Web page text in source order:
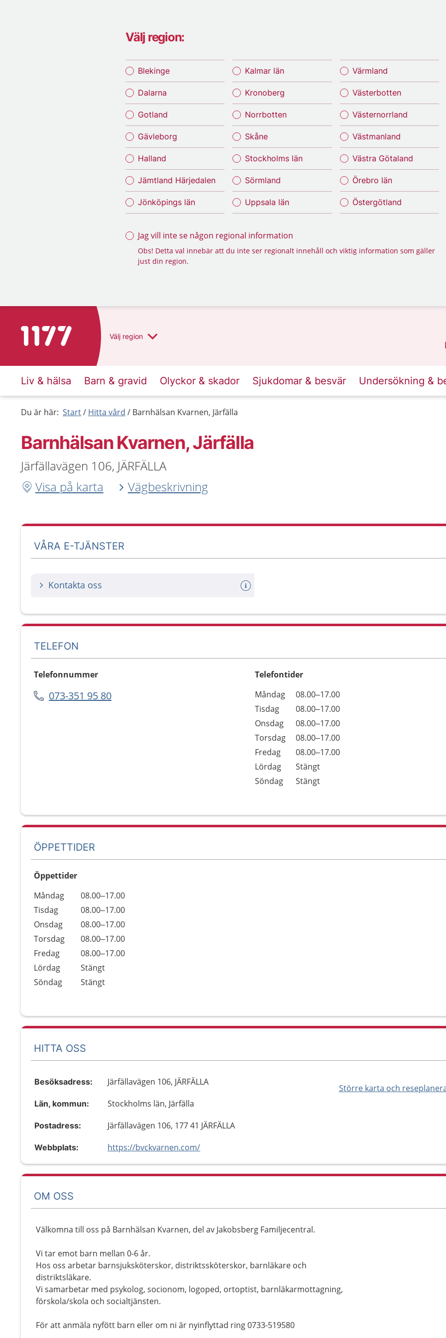
Välj region:
Blekinge
Dalarna
Gotland
Gävleborg
Halland
Jämtland Härjedalen
Jönköpings län
Kalmar län
Kronoberg
Norrbotten
Skåne
Stockholms län
Sörmland
Uppsala län
Värmland
Västerbotten
Västernorrland
Västmanland
Västra Götaland
Örebro län
Östergötland
Jag vill inte se någon regional information
Obs! Detta val innebär att du inte ser regionalt innehåll och viktig information som gäller
just din region.
Till startsidan för 1177 Välj region
Liv & hälsa Barn & gravid Olyckor & skador Sjukdomar & besvär Undersökning &
Du är här: Start Hitta vård Barnhälsan Kvarnen, Järfälla
Barnhälsan Kvarnen, Järfälla
Järfällavägen 106, JÄRFÄLLA
Visa på karta
Vägbeskrivning
VÅRA E-TJÄNSTER
Kontakta oss
TELEFON
Telefonnummer
073-351 95 80
Telefontider
Dag
Öppettider
Kommentarer
Måndag
08.00–17.00
Tisdag
08.00–17.00
Onsdag
08.00–17.00
Torsdag
08.00–17.00
Fredag
08.00–17.00
Lördag
Stängt
Söndag
Stängt
ÖPPETTIDER
Öppettider
Dag
Öppettider
Kommentarer
Måndag
08.00–17.00
Tisdag
08.00–17.00
Onsdag
08.00–17.00
Torsdag
08.00–17.00
Fredag
08.00–17.00
Lördag
Stängt
Söndag
Stängt
HITTA OSS
Större karta och
Besöksadress: Järfällavägen 106, JÄRFÄLLA
Län, kommun: Stockholms län, Järfälla
Postadress: Järfällavägen 106, 177 41 JÄRFÄLLA
Webbplats: https://bvckvarnen.com/
OM OSS
Välkomna till oss på Barnhälsan Kvarnen, del av Jakobsberg Familjecentral.
Vi tar emot barn mellan 0-6 år.
Hos oss arbetar barnsjuksköterskor, distriktssköterskor, barnläkare och
distriktsläkare.
Vi samarbetar med psykolog, socionom, logoped, ortoptist, barnläkarmottagning,
förskola/skola och socialtjänsten.
För att anmäla nyfött barn eller om ni är nyinflyttad ring 0733-519580